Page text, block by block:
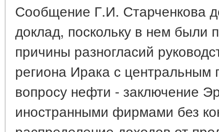
Сообщение Г.И. Старченкова
доклад, поскольку в нем были
причины разногласий
региона Ирака с центральным
вопросу нефти - заключение
иностранными фирмами без